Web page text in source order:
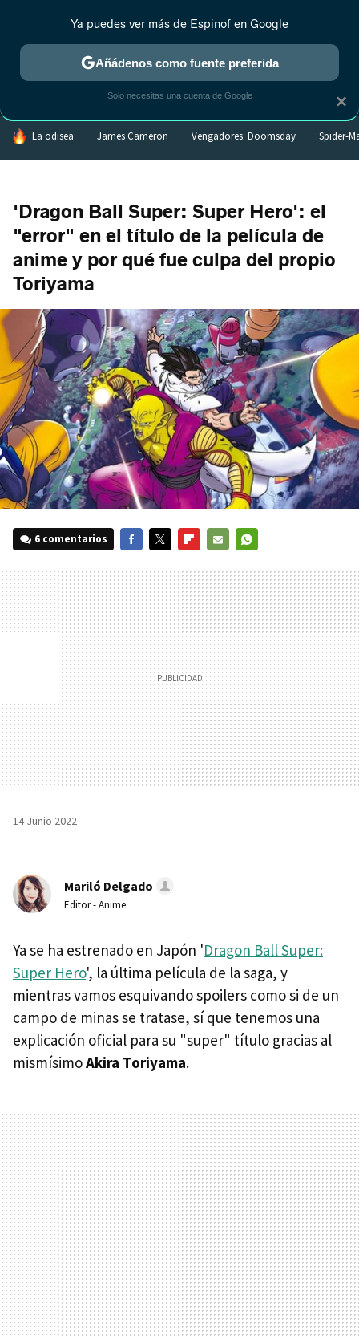
MENÚ NUEVO
ESTRENOS REALITY ANIME RANKINGS CINE
HOY SE HABLA DE
La odisea James Cameron Vengadores: Doomsday Spider-
'Dragon Ball Super: Super Hero': el
"error" en el título de la película de
anime y por qué fue culpa del propio
Toriyama
6 comentarios
MAIL
14 Junio 2022
Mariló Delgado
Editor - Anime
Ya se ha estrenado en Japón 'Dragon Ball Super:
Super Hero', la última película de la saga, y
mientras vamos esquivando spoilers como si de un
campo de minas se tratase, sí que tenemos una
explicación oficial para su "super" título gracias al
mismísimoAkira Toriyama.
×
Ya puedes ver más de Espinof en Google
Añádenos como fuente preferida
Solo necesitas una cuenta de Google